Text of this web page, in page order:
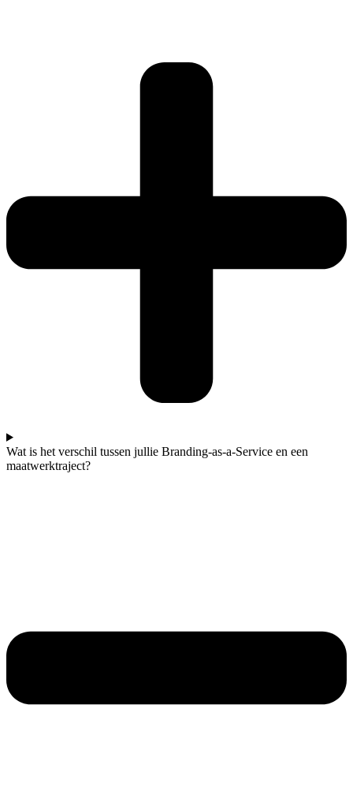
Wat is het verschil tussen jullie Branding-as-a-Service en een
maatwerktraject?